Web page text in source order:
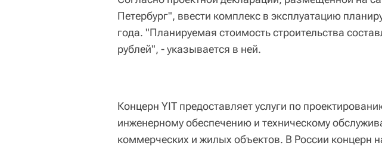
Петербург", ввести комплекс в эксплуатацию
года. "Планируемая стоимость строительства
рублей", - указывается в ней.
Концерн YIT предоставляет услуги по
инженерному обеспечению и техническому
коммерческих и жилых объектов. В России концерн